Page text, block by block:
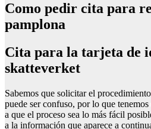
Como pedir cita para renovar el dni en
pamplona
Cita para la tarjeta de identidad
skatteverket
Sabemos que solicitar el
puede ser confuso, por lo que
a que el proceso sea lo más fácil
a la información que aparece a